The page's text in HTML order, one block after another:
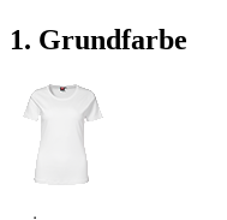
1. Grundfarbe